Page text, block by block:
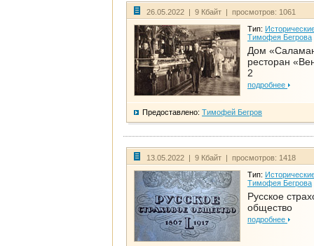
26.05.2022 | 9 Кбайт | просмотров: 1061
Тип:
Тимофея Бегрова
Дом
ресторан
2
подробнее
Предоставлено: Тимофей Бегров
13.05.2022 | 9 Кбайт | просмотров: 1418
Тип:
Тимофея Бегрова
Русское
общество
подробнее